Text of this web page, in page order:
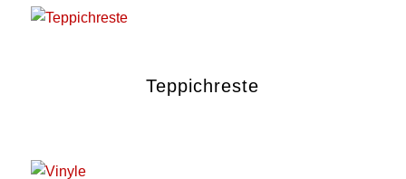
Teppichreste